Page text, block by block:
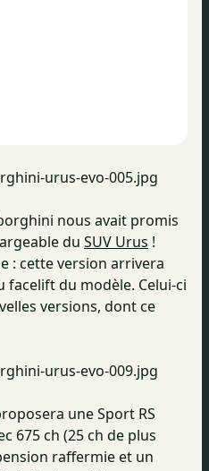
nous avait promis
du SUV Urus !
: cette version arrivera
facelift du modèle. Celui-ci
versions, dont ce
une Sport RS
675 ch (25 ch de plus
raffermie et un